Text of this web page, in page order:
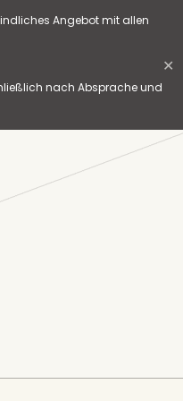
Angebot mit allen
nach Absprache und
✕